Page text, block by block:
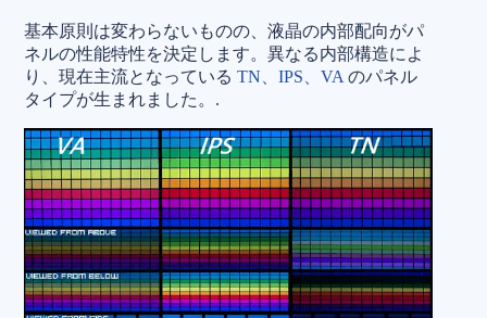
基本原則は変わらないものの、液晶の内部配向がパ
ネルの性能特性を決定します。異なる内部構造によ
り、現在主流となっている TN、IPS、VA のパネル
タイプが生まれました。.